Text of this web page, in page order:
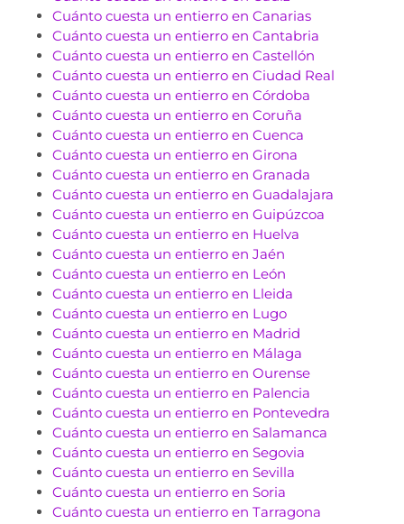
Cuánto cuesta un entierro en Canarias
Cuánto cuesta un entierro en Cantabria
Cuánto cuesta un entierro en Castellón
Cuánto cuesta un entierro en Ciudad Real
Cuánto cuesta un entierro en Córdoba
Cuánto cuesta un entierro en Coruña
Cuánto cuesta un entierro en Cuenca
Cuánto cuesta un entierro en Girona
Cuánto cuesta un entierro en Granada
Cuánto cuesta un entierro en Guadalajara
Cuánto cuesta un entierro en Guipúzcoa
Cuánto cuesta un entierro en Huelva
Cuánto cuesta un entierro en Jaén
Cuánto cuesta un entierro en León
Cuánto cuesta un entierro en Lleida
Cuánto cuesta un entierro en Lugo
Cuánto cuesta un entierro en Madrid
Cuánto cuesta un entierro en Málaga
Cuánto cuesta un entierro en Ourense
Cuánto cuesta un entierro en Palencia
Cuánto cuesta un entierro en Pontevedra
Cuánto cuesta un entierro en Salamanca
Cuánto cuesta un entierro en Segovia
Cuánto cuesta un entierro en Sevilla
Cuánto cuesta un entierro en Soria
Cuánto cuesta un entierro en Tarragona